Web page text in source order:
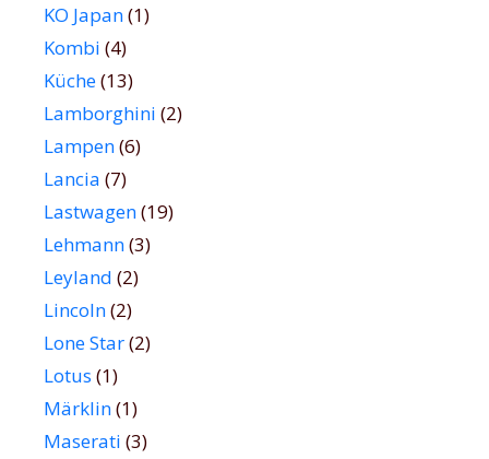
KO Japan(1)
Kombi (4)
Küche(13)
Lamborghini (2)
Lampen(6)
Lancia (7)
Lastwagen(19)
Lehmann(3)
Leyland (2)
Lincoln(2)
Lone Star(2)
Lotus (1)
Märklin(1)
Maserati (3)